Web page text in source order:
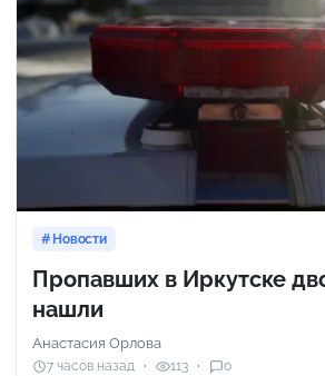
Новости
Пропавших в Иркутске
нашли
Анастасия Орлова
7 часов назад 113 0